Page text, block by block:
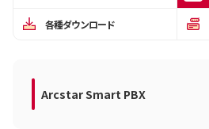
OCNのお客さまはこちら
各種ダウンロード
Arcstar Smart PBX